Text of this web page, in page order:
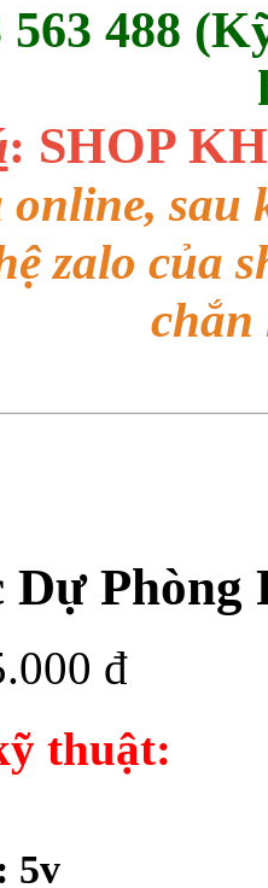
563 488
: SHOP
online,
zalo của
chắn
Dự Phòng
đ
thuật:
5v